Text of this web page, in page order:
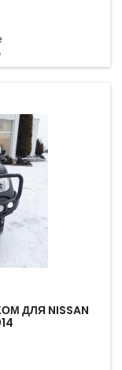
ДЛЯ NISSAN